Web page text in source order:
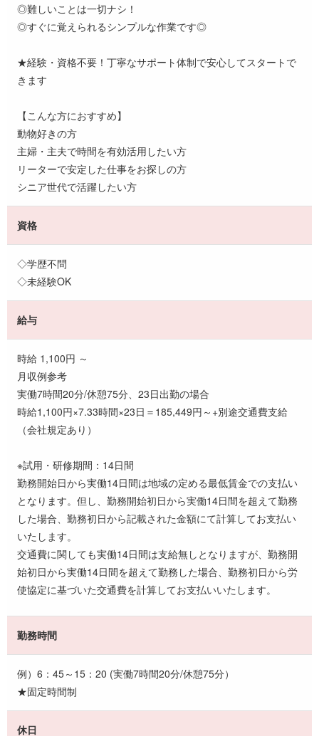
◎難しいことは一切ナシ！
◎すぐに覚えられるシンプルな作業です◎
★経験・資格不要！丁寧なサポート体制で安心してスタートで
きます
【こんな方におすすめ】
動物好きの方
主婦・主夫で時間を有効活用したい方
リーターで安定した仕事をお探しの方
シニア世代で活躍したい方
資格
◇学歴不問
◇未経験OK
給与
時給 1,100円 ～
月収例参考
実働7時間20分/休憩75分、23日出勤の場合
時給1,100円×7.33時間×23日＝185,449円～+別途交通費支給
（会社規定あり）
※試用・研修期間：14日間
勤務開始日から実働14日間は地域の定める最低賃金での支払い
となります。但し、勤務開始初日から実働14日間を超えて勤務
した場合、勤務初日から記載された金額にて計算してお支払い
いたします。
交通費に関しても実働14日間は支給無しとなりますが、勤務開
始初日から実働14日間を超えて勤務した場合、勤務初日から労
使協定に基づいた交通費を計算してお支払いいたします。
勤務時間
例）6：45～15：20 (実働7時間20分/休憩75分）
★固定時間制
休日